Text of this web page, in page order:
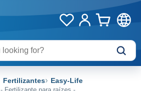
Fertilizantes Easy-Life